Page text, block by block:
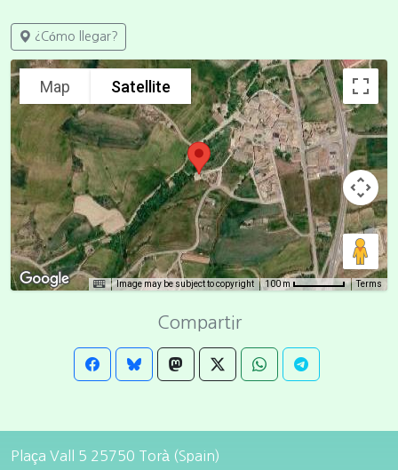
¿Cómo llegar?
Map Satellite
Image may be subject to copyright 100 m Terms
Compartir
Plaça Vall 5 25750 Torà (Spain)